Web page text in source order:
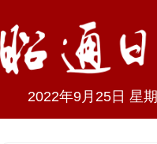
2022年9月25日 星期